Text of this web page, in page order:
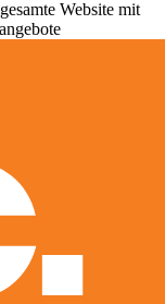
Website mit